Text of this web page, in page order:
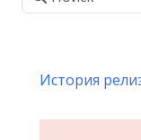
История